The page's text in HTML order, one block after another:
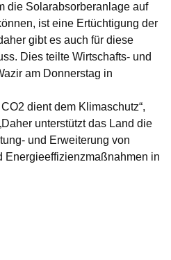
die Solarabsorberanlage auf
ist eine Ertüchtigung der
gibt es auch für diese
Dies teilte Wirtschafts- und
am Donnerstag in
dient dem Klimaschutz“,
unterstützt das Land die
und Erweiterung von
Energieeffizienzmaßnahmen in